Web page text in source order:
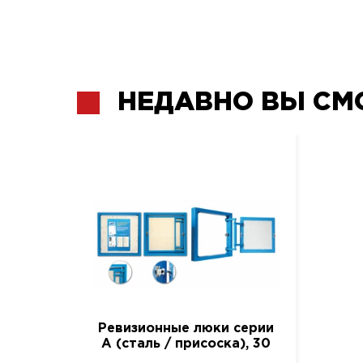
НЕДАВНО ВЫ
Ревизионные люки серии
A (сталь / присоска), 30